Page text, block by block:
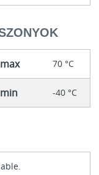
70 °C
-40 °C